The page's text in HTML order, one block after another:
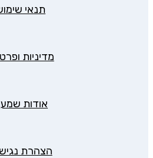
תנאי
מדיניות
אודות
הצהרת